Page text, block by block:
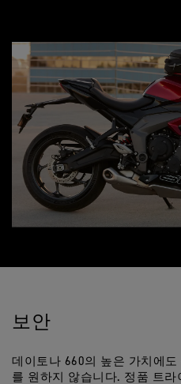
보안
데이토나 660의 높은 가치에도
를 원하지 않습니다. 정품 트